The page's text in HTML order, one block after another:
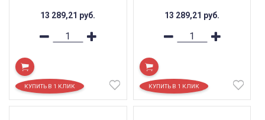
13 289,21 руб. 13 289,21 руб.